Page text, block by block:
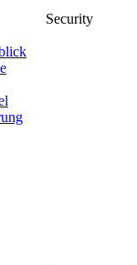
Security